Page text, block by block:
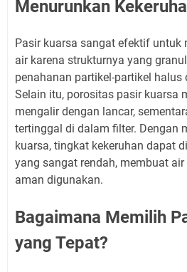
Menurunkan
Pasir kuarsa sangat efektif untuk
air karena strukturnya yang
penahanan partikel-partikel
Selain itu, porositas pasir kuarsa
mengalir dengan lancar,
tertinggal di dalam filter. Dengan
kuarsa, tingkat kekeruhan dapat
yang sangat rendah, membuat
aman digunakan.
Bagaimana Memilih
yang Tepat?